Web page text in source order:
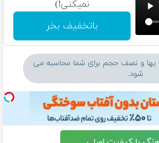
نمیکنی!)
باتخفیف بخر
بها و نصف حجم برای شما محاسبه می
شود.